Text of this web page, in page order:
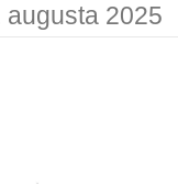
augusta 2025